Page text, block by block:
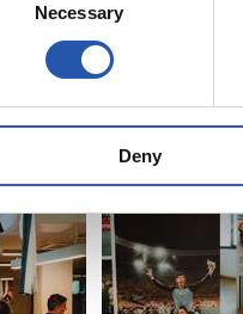
Necessary
Deny
06/07/2026
HOSPITALITY
Más de
para la